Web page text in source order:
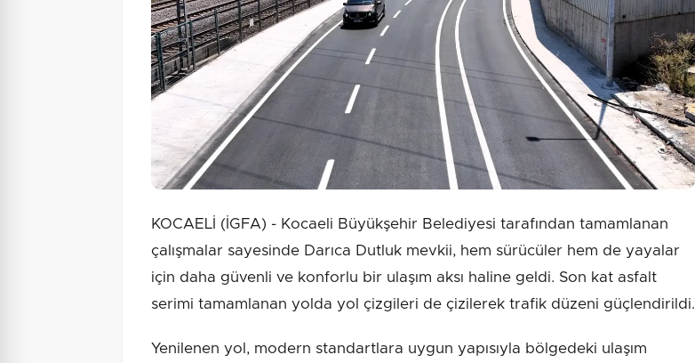
KOCAELİ (İGFA) - Kocaeli Büyükşehir Belediyesi tarafından tamamlanan
çalışmalar sayesinde Darıca Dutluk mevkii, hem sürücüler hem de yayalar
için daha güvenli ve konforlu bir ulaşım aksı haline geldi. Son kat asfalt
serimi tamamlanan yolda yol çizgileri de çizilerek trafik düzeni güçlendirildi.
Yenilenen yol, modern standartlara uygun yapısıyla bölgedeki ulaşım